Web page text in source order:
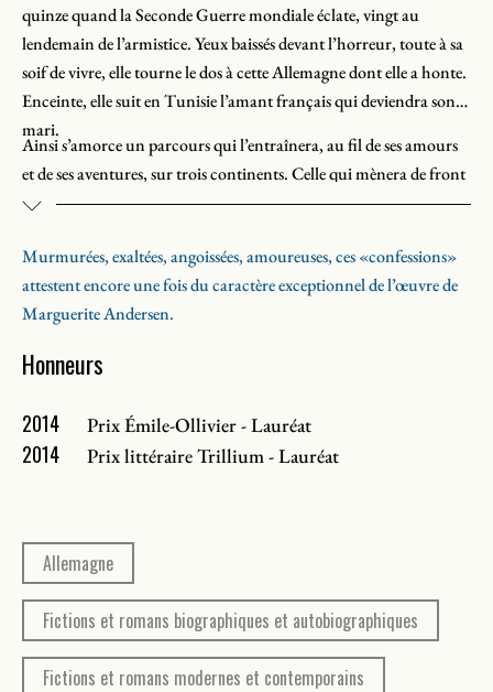
quinze quand la Seconde Guerre mondiale éclate, vingt au
lendemain de l’armistice. Yeux baissés devant l’horreur, toute à sa
soif de vivre, elle tourne le dos à cette Allemagne dont elle a honte.
Enceinte, elle suit en Tunisie l’amant français qui deviendra son
mari.
Ainsi s’amorce un parcours qui l’entraînera, au fil de ses amours
et de ses aventures, sur trois continents. Celle qui mènera de front
une vie d’épouse, de mère, d’immigrante, d’universitaire et
de sa vie, questionne ses choix, fait l’aveu de ses erreurs. Ce faisant,
elle met en lumière les nombreux paradoxes qui, encore à ce jour,
façonnent la vie des femmes.
Murmurées, exaltées, angoissées, amoureuses, ces «confessions»
attestent encore une fois du caractère exceptionnel de l’œuvre de
Marguerite Andersen.
Honneurs
2014 Prix Émile-Ollivier - Lauréat
2014 Prix littéraire Trillium - Lauréat
Allemagne
Fictions et romans biographiques et autobiographiques
Fictions et romans modernes et contemporains